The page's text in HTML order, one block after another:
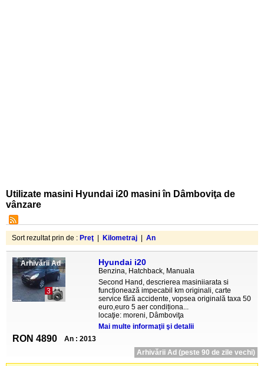
Utilizate masini Hyundai i20 masini în Dâmboviţa de
vânzare
Sort rezultat prin de : Preţ Kilometraj An
Arhivării Ad
3
Hyundai i20
Benzina, Hatchback, Manuala
Second Hand, descrierea masiniiarata si
funcționează impecabil km originali, carte
service fără accidente, vopsea originală taxa 50
euro,euro 5 aer condiționa...
locaţie: moreni, Dâmboviţa
Mai multe informaţii şi detalii
RON 4890
An : 2013
Arhivării Ad (peste 90 de zile vechi)